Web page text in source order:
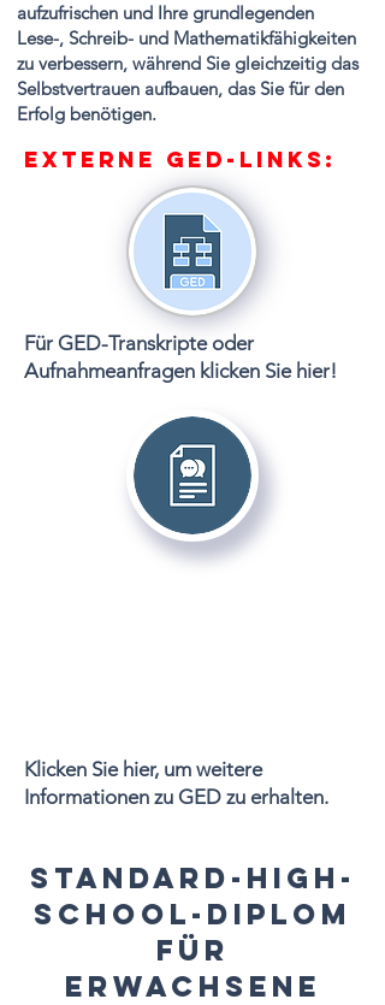
aufzufrischen und Ihre grundlegenden
Lese-, Schreib- und Mathematikfähigkeiten
zu verbessern, während Sie gleichzeitig das
Selbstvertrauen aufbauen, das Sie für den
Erfolg benötigen.
Externe GED-Links:
Für GED-Transkripte oder
Aufnahmeanfragen klicken Sie hier!
Klicken Sie hier, um weitere
Informationen zu GED zu erhalten.
Standard-High-
School-Diplom
für
Erwachsene